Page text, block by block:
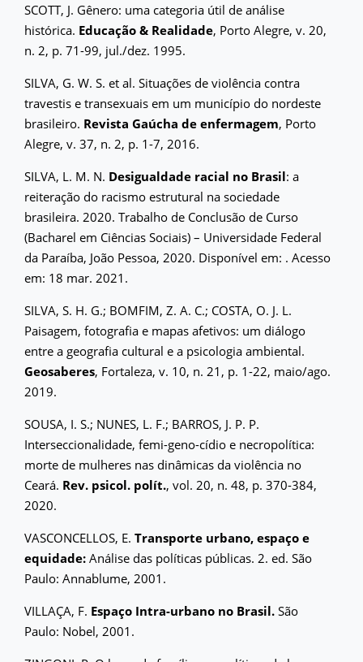
SCOTT, J. Gênero: uma categoria útil de análise
histórica. Educação & Realidade, Porto Alegre, v. 20,
n. 2, p. 71-99, jul./dez. 1995.
SILVA, G. W. S. et al. Situações de violência contra
travestis e transexuais em um município do nordeste
brasileiro. Revista Gaúcha de enfermagem, Porto
Alegre, v. 37, n. 2, p. 1-7, 2016.
SILVA, L. M. N. Desigualdade racial no Brasil: a
reiteração do racismo estrutural na sociedade
brasileira. 2020. Trabalho de Conclusão de Curso
(Bacharel em Ciências Sociais) – Universidade Federal
da Paraíba, João Pessoa, 2020. Disponível em: . Acesso
em: 18 mar. 2021.
SILVA, S. H. G.; BOMFIM, Z. A. C.; COSTA, O. J. L.
Paisagem, fotografia e mapas afetivos: um diálogo
entre a geografia cultural e a psicologia ambiental.
Geosaberes, Fortaleza, v. 10, n. 21, p. 1-22, maio/ago.
2019.
SOUSA, I. S.; NUNES, L. F.; BARROS, J. P. P.
Interseccionalidade, femi-geno-cídio e necropolítica:
morte de mulheres nas dinâmicas da violência no
Ceará. Rev. psicol. polít., vol. 20, n. 48, p. 370-384,
2020.
VASCONCELLOS, E. Transporte urbano, espaço e
equidade: Análise das políticas públicas. 2. ed. São
Paulo: Annablume, 2001.
VILLAÇA, F. Espaço Intra-urbano no Brasil. São
Paulo: Nobel, 2001.